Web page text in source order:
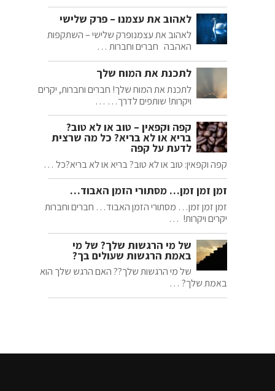
לאהוב את עצמנו – פרק שלישי
לאהוב את עצמנופרק שלישי – השתקפות
האהבה חברים וחברות …
לתכנת את המוח שלך
לתכנת את המוח שלך! חברים וחברות, יקרים
ויקרות! שותפים לדרך… …
קפה וקפאין – טוב או לא טוב?
בריא או לא בריא? כל מה שרצית
לדעת על קפה
קפה וקפאין: טוב או לא טוב? בריא או לא בריא?כל …
זמן זמן זמן… מסתורי הזמן האבוד…
זמן זמן זמן… מסתורי הזמן האבוד… חברים וחברות
יקרים ויקרות! …
של מי הרגשות שלך? של מי
באמת הרגשות שעולים בך?
של מי הרגשות שלך?? האם הרגש שלך הוא
באמת שלך? …